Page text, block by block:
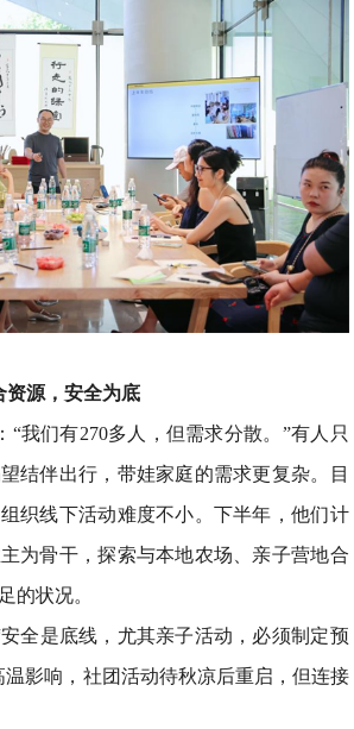
资源，安全为底
“我们有270多人，但需求分散。”有人只
结伴出行，带娃家庭的需求更复杂。目
织线下活动难度不小。下半年，他们计
为骨干，探索与本地农场、亲子营地合
的状况。
全是底线，尤其亲子活动，必须制定预
温影响，社团活动待秋凉后重启，但连接